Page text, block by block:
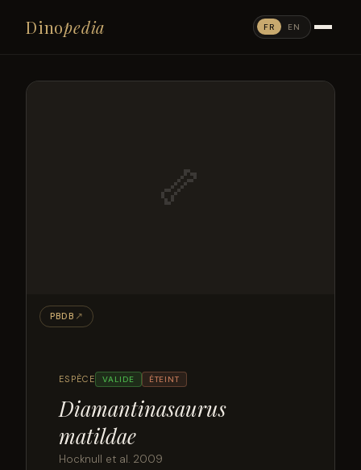
Dinopedia FR EN
ESPÈCE VALIDE ÉTEINT
Diamantinasaurus
matildae
Hocknull et al. 2009
🦴
PBDB ↗